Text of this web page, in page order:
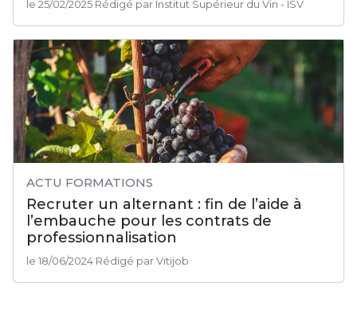
le 25/02/2025 Rédigé par Institut Supérieur du Vin - ISV
ACTU FORMATIONS
Recruter un alternant : fin de l’aide à
l’embauche pour les contrats de
professionnalisation
le 18/06/2024 Rédigé par Vitijob